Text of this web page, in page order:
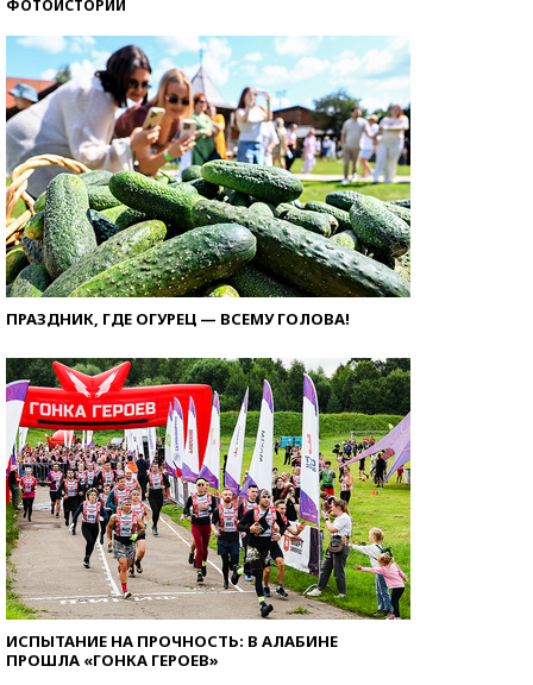
ФОТОИСТОРИИ
ПРАЗДНИК, ГДЕ ОГУРЕЦ — ВСЕМУ ГОЛОВА!
ИСПЫТАНИЕ НА ПРОЧНОСТЬ: В АЛАБИНЕ
ПРОШЛА «ГОНКА ГЕРОЕВ»